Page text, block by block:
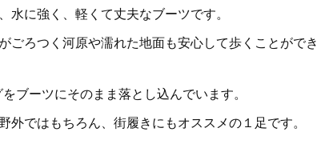
に強く、軽くて丈夫なブーツです。
ろつく河原や濡れた地面も安心して歩くことができ
ブーツにそのまま落とし込んでいます。
ではもちろん、街履きにもオススメの１足です。